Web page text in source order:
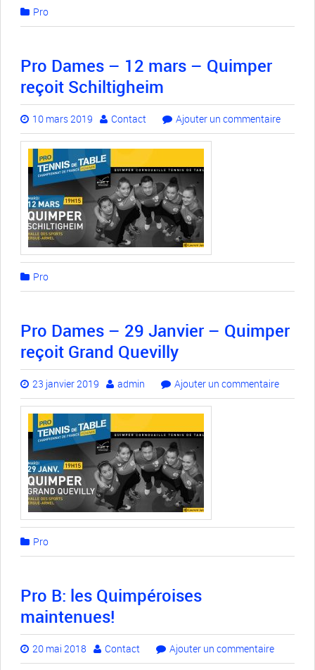
Pro
Pro Dames – 12 mars – Quimper
reçoit Schiltigheim
10 mars 2019 Contact Ajouter un commentaire
Pro
Pro Dames – 29 Janvier – Quimper
reçoit Grand Quevilly
23 janvier 2019 admin Ajouter un commentaire
Pro
Pro B: les Quimpéroises
maintenues!
20 mai 2018 Contact Ajouter un commentaire